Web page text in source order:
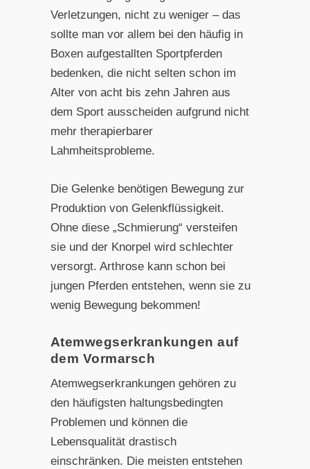
Verletzungen, nicht zu weniger – das
sollte man vor allem bei den häufig in
Boxen aufgestallten Sportpferden
bedenken, die nicht selten schon im
Alter von acht bis zehn Jahren aus
dem Sport ausscheiden aufgrund nicht
mehr therapierbarer
Lahmheitsprobleme.
Die Gelenke benötigen Bewegung zur
Produktion von Gelenkflüssigkeit.
Ohne diese „Schmierung“ versteifen
sie und der Knorpel wird schlechter
versorgt. Arthrose kann schon bei
jungen Pferden entstehen, wenn sie zu
wenig Bewegung bekommen!
Atemwegserkrankungen auf
dem Vormarsch
Atemwegserkrankungen gehören zu
den häufigsten haltungsbedingten
Problemen und können die
Lebensqualität drastisch
einschränken. Die meisten entstehen